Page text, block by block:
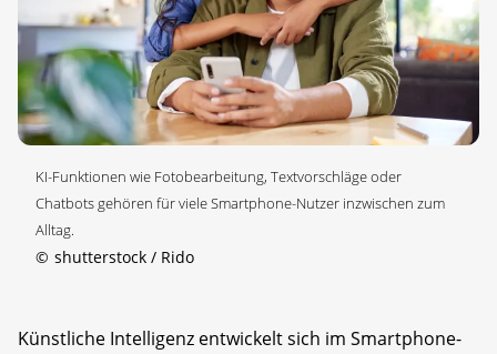
KI-Funktionen wie Fotobearbeitung, Textvorschläge oder
Chatbots gehören für viele Smartphone-Nutzer inzwischen zum
Alltag.
© shutterstock / Rido
Künstliche Intelligenz entwickelt sich im Smartphone-